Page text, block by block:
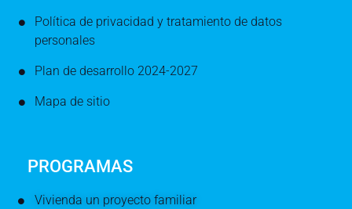
Política de privacidad y tratamiento de datos
personales
Plan de desarrollo 2024-2027
Mapa de sitio
PROGRAMAS
Vivienda un proyecto familiar